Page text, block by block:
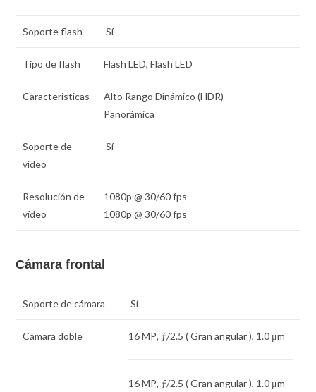
Soporte flash Sí
Tipo de flash Flash LED, Flash LED
Caracteristicas
Alto Rango Dinámico (HDR)
Panorámica
Soporte de
vídeo
Sí
Resolución de
vídeo
1080p @ 30/60 fps
1080p @ 30/60 fps
Cámara frontal
Soporte de cámara Sí
Cámara doble 16 MP, ƒ/2.5 ( Gran angular ), 1.0 μm
16 MP, ƒ/2.5 ( Gran angular ), 1.0 μm